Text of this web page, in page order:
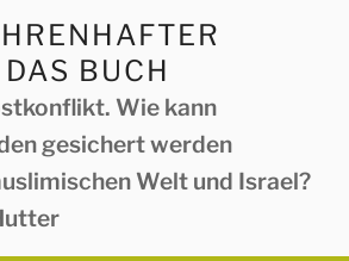
BUCH
Wie kann
gesichert werden
Welt und Israel?